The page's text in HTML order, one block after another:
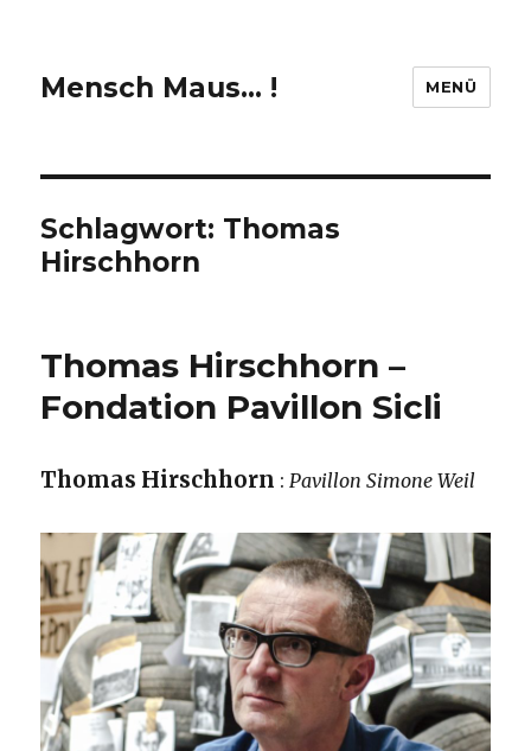
Mensch Maus… ! MENÜ
Schlagwort: Thomas
Hirschhorn
Thomas Hirschhorn –
Fondation Pavillon Sicli
Thomas Hirschhorn :Pavillon Simone Weil